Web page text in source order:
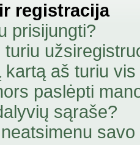
registracija
prisijungti?
kartą aš turiu
paslėpti
sąraše?